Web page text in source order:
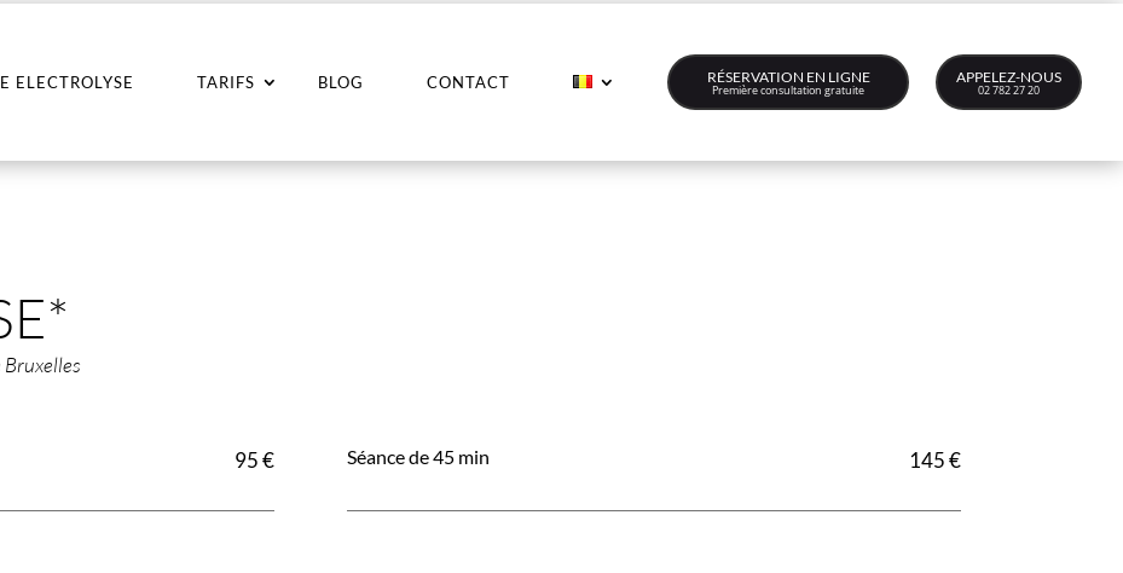
ELECTROLYSE TARIFS BLOG CONTACT RÉSERVATION EN LIGNE
Première consultation gratuite
APPELEZ-NOUS
02 782 27 20
95 € Séance de 45 min 145 €